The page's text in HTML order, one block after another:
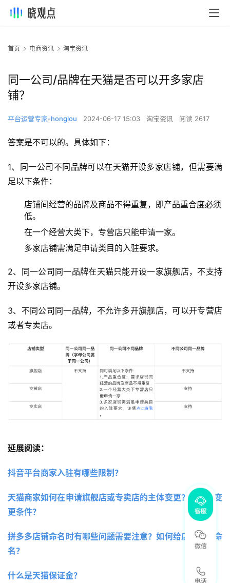
首页 电商资讯 淘宝资讯
同一公司/品牌在天猫是否可以开多家店
铺？
平台运营专家-honglou 2024-06-17 15:03 淘宝资讯 阅读 2617
答案是不可以的。具体如下：
1、同一公司不同品牌可以在天猫开设多家店铺，但需要满
足以下条件：
店铺间经营的品牌及商品不得重复，即产品重合度必须
低。
在一个经营大类下，专营店只能申请一家。
多家店铺需满足申请类目的入驻要求。
2、同一公司同一品牌在天猫只能开设一家旗舰店，不支持
开设多家店铺。
3、不同公司同一品牌，不允许多开旗舰店，可以开专营店
或者专卖店。
延展阅读：
抖音平台商家入驻有哪些限制？
天猫商家如何在申请旗舰店或专卖店的主体变更？有哪些变
更条件？
拼多多店铺命名时有哪些问题需要注意？如何给店铺规范命
名？
什么是天猫保证金？